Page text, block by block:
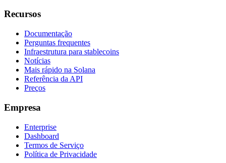
Recursos
Documentação
Perguntas frequentes
Infraestrutura para stablecoins
Notícias
Mais rápido na Solana
Referência da API
Preços
Empresa
Enterprise
Dashboard
Termos de Serviço
Política de Privacidade